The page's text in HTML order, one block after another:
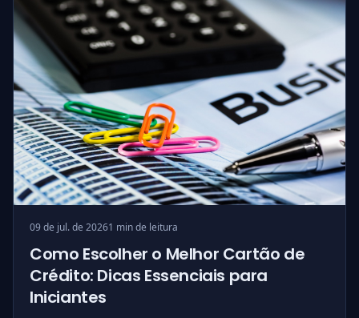
09 de jul. de 20261 min de leitura
Como Escolher o Melhor Cartão de
Crédito: Dicas Essenciais para
Iniciantes